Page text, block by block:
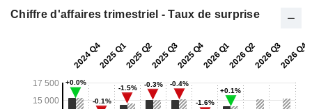
Chiffre d'affaires trimestriel - Taux de surprise